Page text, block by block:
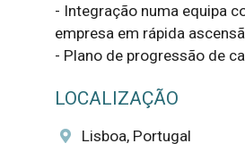
- Integração numa equipa
empresa em rápida
- Plano de progressão de
LOCALIZAÇÃO
Lisboa, Portugal